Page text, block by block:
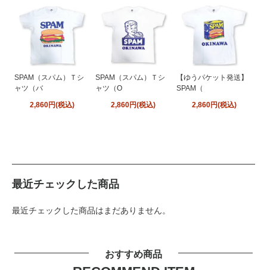
SPAM（スパム）Ｔシ
ャツ（バ
2,860円(税込)
SPAM（スパム）Ｔシ
ャツ（O
2,860円(税込)
【ゆうパケット発送】
SPAM（
2,860円(税込)
最近チェックした商品
最近チェックした商品はまだありません。
おすすめ商品